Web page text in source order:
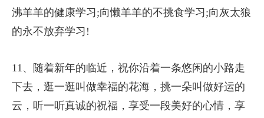
沸羊羊的健康学习;向懒羊羊的不挑食学习;向灰太狼
的永不放弃学习!
11、随着新年的临近，祝你沿着一条悠闲的小路走
下去，逛一逛叫做幸福的花海，挑一朵叫做好运的
云，听一听真诚的祝福，享受一段美好的心情，享